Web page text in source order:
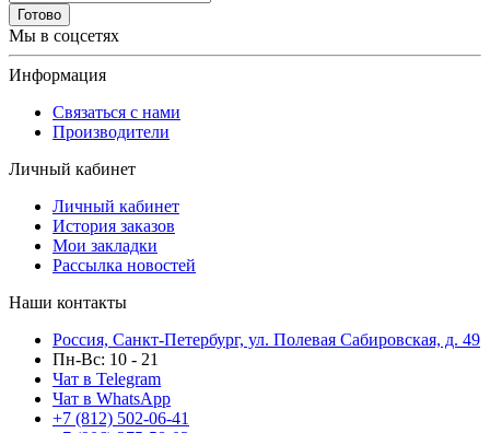
Готово
Мы в соцсетях
Информация
Связаться с нами
Производители
Личный кабинет
Личный кабинет
История заказов
Мои закладки
Рассылка новостей
Наши контакты
Россия, Санкт-Петербург, ул. Полевая Сабировская, д. 49
Пн-Вс: 10 - 21
Чат в Telegram
Чат в WhatsApp
+7 (812) 502-06-41